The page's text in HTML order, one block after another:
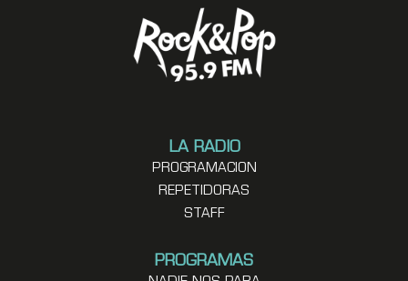
LA RADIO
PROGRAMACION
REPETIDORAS
STAFF
PROGRAMAS